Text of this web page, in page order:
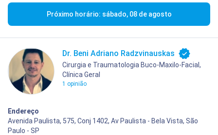
Próximo horário: sábado, 08 de agosto
Dr. Beni Adriano Radzvinauskas
Cirurgia e Traumatologia Buco-Maxilo-Facial,
Clínica Geral
1 opinião
Endereço
Avenida Paulista, 575, Conj 1402, Av Paulista - Bela Vista, São
Paulo - SP